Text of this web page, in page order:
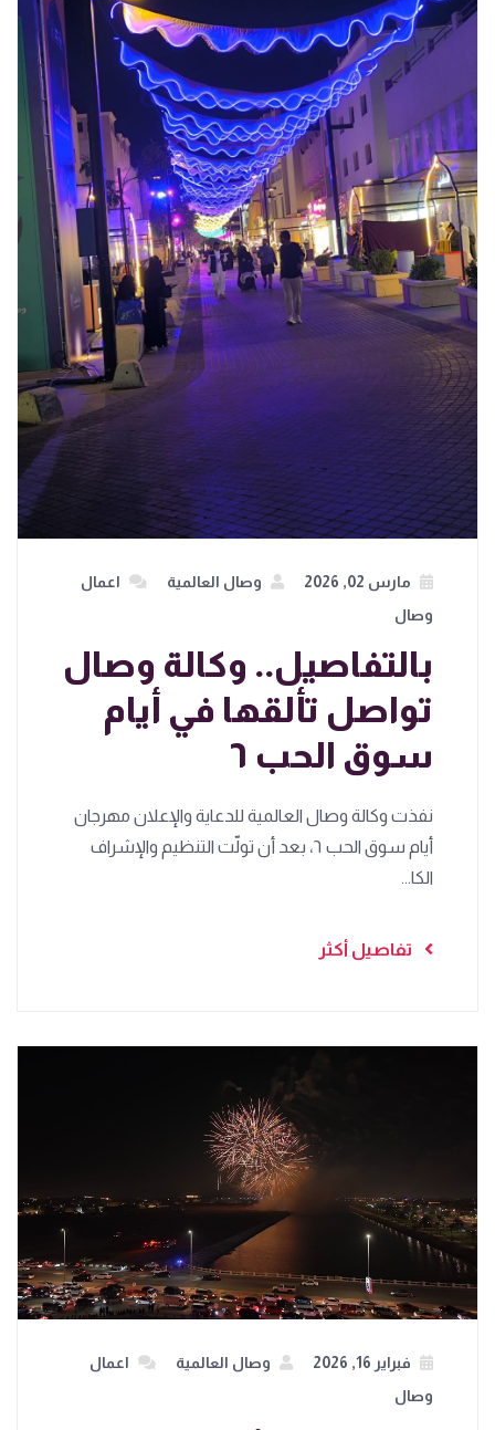
مارس 02, 2026 وصال العالمية
اعمال
وصال
بالتفاصيل.. وكالة وصال
تواصل تألقها في أيام
سوق الحب ٦
نفذت وكالة وصال العالمية للدعاية والإعلان مهرجان
أيام سوق الحب ٦، بعد أن تولّت التنظيم والإشراف
الكا...
تفاصيل أكثر
فبراير 16, 2026 وصال العالمية
اعمال
وصال